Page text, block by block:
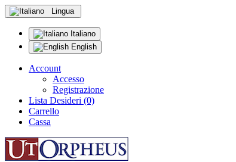
Lingua
Italiano
English
Account
Accesso
Registrazione
Lista Desideri (0)
Carrello
Cassa